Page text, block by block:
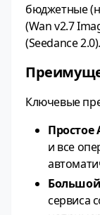
бюджетные
(Wan v2.7
(Seedance 2.0).
Ключевые
Простое
и все
сервиса